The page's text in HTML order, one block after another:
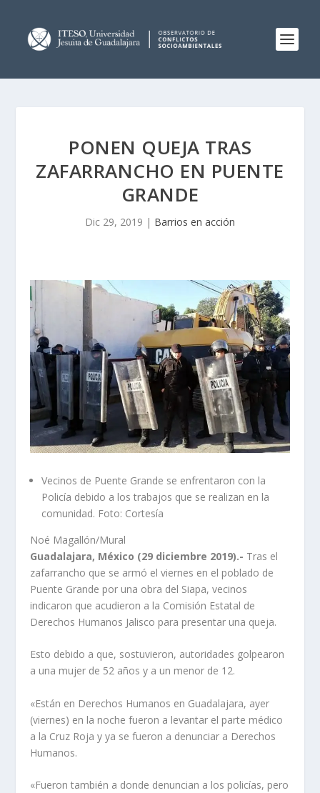
PONEN QUEJA TRAS
ZAFARRANCHO EN PUENTE
GRANDE
Dic 29, 2019 | Barrios en acción
Vecinos de Puente Grande se enfrentaron con la
Policía debido a los trabajos que se realizan en la
comunidad. Foto: Cortesía
Noé Magallón/Mural
Guadalajara, México (29 diciembre 2019).- Tras el
zafarrancho que se armó el viernes en el poblado de
Puente Grande por una obra del Siapa, vecinos
indicaron que acudieron a la Comisión Estatal de
Derechos Humanos Jalisco para presentar una queja.
Esto debido a que, sostuvieron, autoridades golpearon
a una mujer de 52 años y a un menor de 12.
«Están en Derechos Humanos en Guadalajara, ayer
(viernes) en la noche fueron a levantar el parte médico
a la Cruz Roja y ya se fueron a denunciar a Derechos
Humanos.
«Fueron también a donde denuncian a los policías, pero